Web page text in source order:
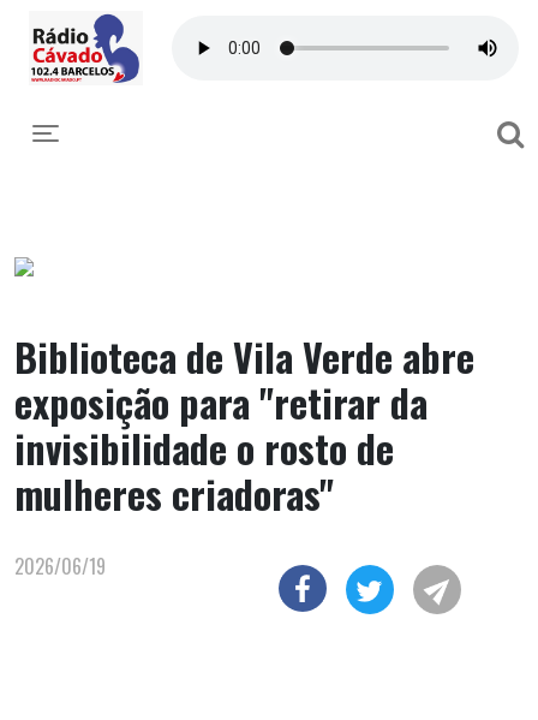
Toggle navigation
Biblioteca de Vila Verde abre
exposição para "retirar da
invisibilidade o rosto de
mulheres criadoras"
2026/06/19